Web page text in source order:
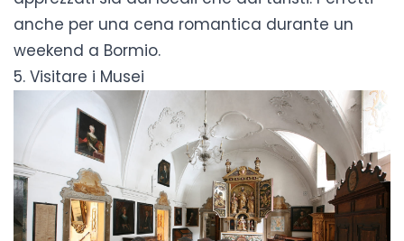
anche per una cena romantica durante un
weekend a Bormio.
5. Visitare i Musei